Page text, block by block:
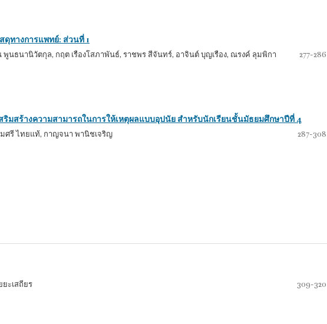
ดุทางการแพทย์: ส่วนที่ 1
พูนธนานิวัตกุล, กฤต เรืองโสภาพันธ์, ราชพร สีจันทร์, อาจินต์ บุญเรือง, ณรงค์ ลุมพิกา
277-286
มสร้างความสามารถในการให้เหตุผลแบบอุปนัย สำหรับนักเรียนชั้นมัธยมศึกษาปีที่ 4
ศรี ไทยแท้, กาญจนา พานิชเจริญ 287-308
ะเสถียร 309-320